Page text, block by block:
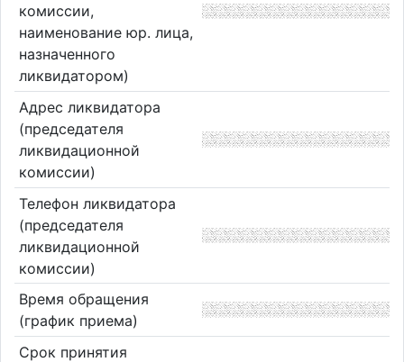
комиссии,
наименование юр. лица,
назначенного
ликвидатором)
Адрес ликвидатора
(председателя
ликвидационной
комиссии)
Телефон ликвидатора
(председателя
ликвидационной
комиссии)
Время обращения
(график приема)
Срок принятия